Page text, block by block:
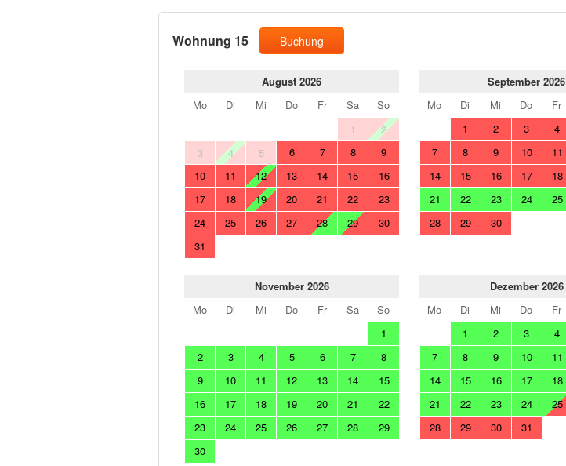
Wohnung 15 Buchung
August 2026
Mo
Di Mi Do Fr Sa
So
1
2
3
4 5 6 7 8
9
10
11 12 13 14 15
16
17
18 19 20 21 22
23
24
25 26 27 28 29
30
31
September 2026
Mo
Di Mi Do Fr
1
2 3 4
7
8 9 10 11
14
15 16 17 18
21
22 23 24 25
28
29 30
November 2026
Mo
Di Mi Do Fr Sa
So
1
2
3 4 5 6 7
8
9
10 11 12 13 14
15
16
17 18 19 20 21
22
23
24 25 26 27 28
29
30
Dezember 2026
Mo
Di Mi Do Fr
1
2 3 4
7
8 9 10 11
14
15 16 17 18
21
22 23 24 25
28
29 30 31